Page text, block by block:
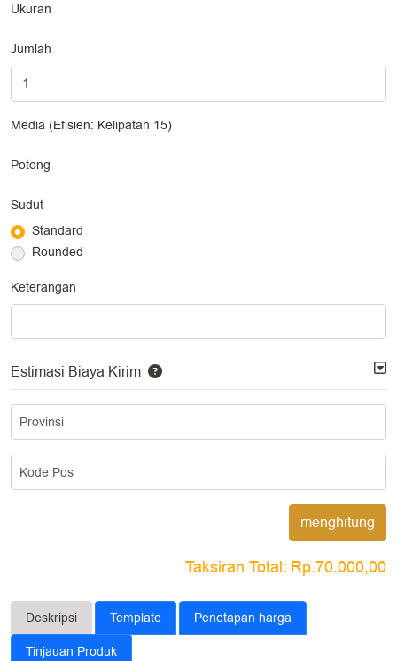
Ukuran
Jumlah
Media (Efisien: Kelipatan 15)
Potong
Sudut
Standard
Rounded
Keterangan
Estimasi Biaya Kirim
Provinsi
Kode Pos
menghitung
Taksiran Total: Rp.70.000,00
Deskripsi Template
Penetapan harga
Tinjauan Produk